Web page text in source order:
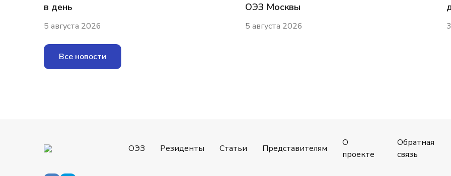
в день
5 августа 2026
ОЭЗ Москвы
5 августа 2026
Все новости
ОЭЗ Резиденты Статьи Представителям
О
проекте
Обратная
связь